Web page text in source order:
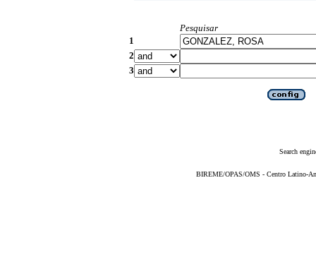
Pesquisar
1
2
3
Search
BIREME/OPAS/OMS - Centro Latino-